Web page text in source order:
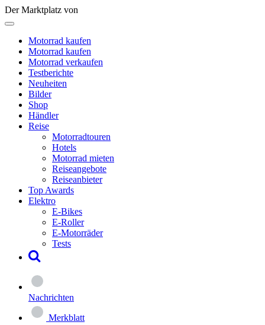
Der Marktplatz von
Motorrad kaufen
Motorrad kaufen
Motorrad verkaufen
Testberichte
Neuheiten
Bilder
Shop
Händler
Reise
Motorradtouren
Hotels
Motorrad mieten
Reiseangebote
Reiseanbieter
Top Awards
Elektro
E-Bikes
E-Roller
E-Motorräder
Tests
Nachrichten
Merkblatt